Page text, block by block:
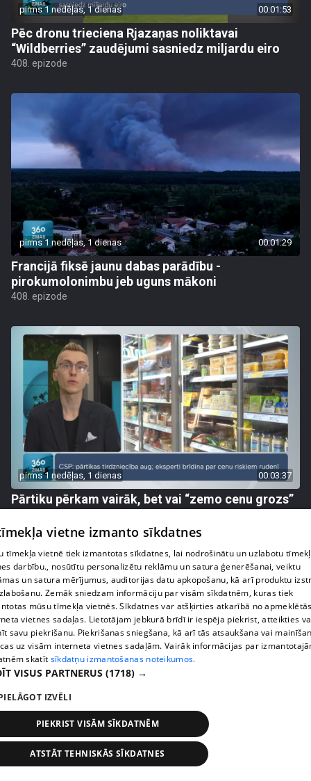
pirms 1 nedēļas, 1 dienas 00:01:53
Pēc dronu trieciena Rjazaņas noliktavai
“Wildberries” zaudējumi sasniedz miljardu eiro
408. epizode
pirms 1 nedēļas, 1 dienas 00:01:29
Francijā fiksē jaunu dabas parādību -
pirokumolonimbu jeb uguns mākoni
408. epizode
pirms 1 nedēļas, 1 dienas 00:03:37
Pārtiku pērkam vairāk, bet vai “zemo cenu grozs”
408. epizode
pirms 1 nedēļas, 1 dienas
Latvijā pirmajā Simulāciju centrā mediķi trenēsies
glābt dzīvības
vietne izmanto sīkdatnes
tīmekļa vietnē tiek izmantotas sīkdatnes, lai nodrošinātu un uzlabotu
darbību., nosūtītu personalizētu reklāmu un satura ģenerēšanai, veiktu
un satura mērījumus, auditorijas datu apkopošanu, kā arī produktu
Zemāk sniedzam informāciju par visām sīkdatnēm, kuras tiek
mūsu tīmekļa vietnēs. Sīkdatnes var atšķirties atkarībā no
vietnes sadaļas. Lietotājam jebkurā brīdī ir iespēja piekrist, atteikties
savu piekrišanu. Piekrišanas sniegšana, kā arī tās atsaukšana vai
uz visām interneta vietnes sadaļām. Vairāk informācijas par
skatīt sīkdatņu izmantošanas noteikumos.
VISUS PARTNERUS (1718) →
IZVĒLI
PIEKRIST VISĀM SĪKDATNĒM
ATSTĀT TEHNISKĀS SĪKDATNES